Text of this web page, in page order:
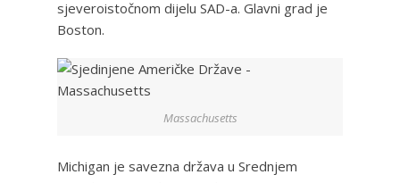
sjeveroistočnom dijelu SAD-a. Glavni grad je
Boston.
Massachusetts
Michigan je savezna država u Srednjem